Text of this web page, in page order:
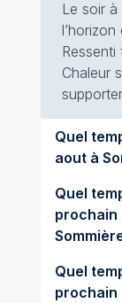
Le soir
Chaleur
Quel temps
aout à
Quel
prochain samedi 15 aout à
Quel
prochain dimanche 16 aout à